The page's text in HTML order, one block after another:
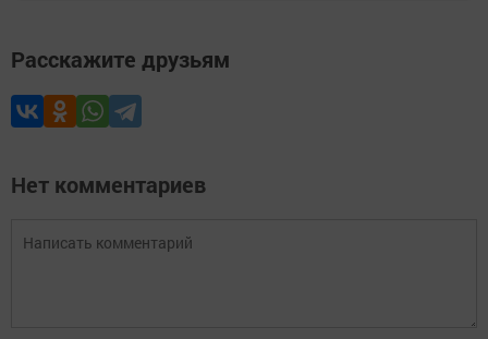
Расскажите друзьям
Нет комментариев